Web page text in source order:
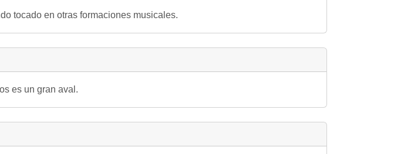
tocado en otras formaciones musicales.
es un gran aval.